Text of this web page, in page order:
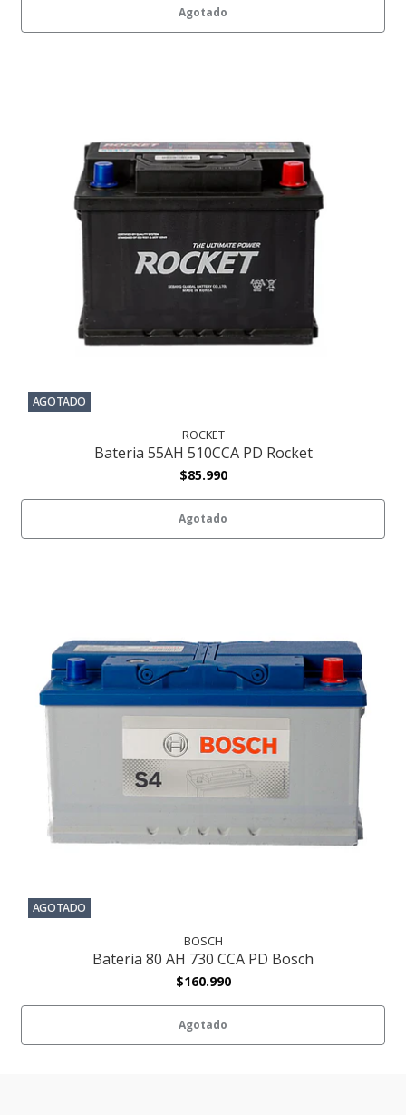
Agotado
AGOTADO
ROCKET
Bateria 55AH 510CCA PD Rocket
$85.990
Agotado
AGOTADO
BOSCH
Bateria 80 AH 730 CCA PD Bosch
$160.990
Agotado